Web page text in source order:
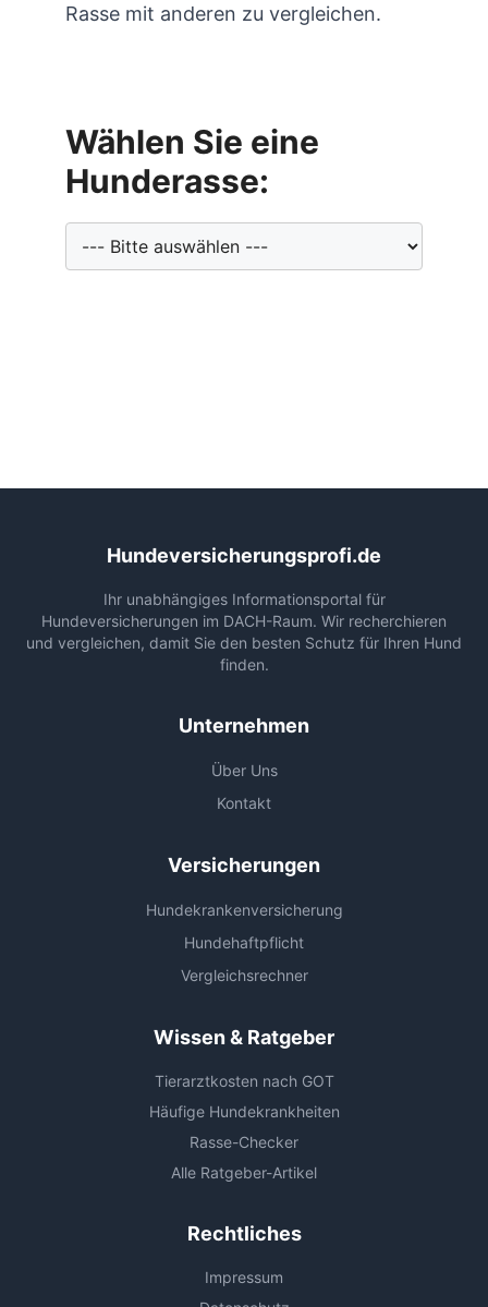
Rasse mit anderen zu vergleichen.
Wählen Sie eine
Hunderasse:
Hundeversicherungsprofi.de
Ihr unabhängiges Informationsportal für
Hundeversicherungen im DACH-Raum. Wir recherchieren
und vergleichen, damit Sie den besten Schutz für Ihren Hund
finden.
Unternehmen
Über Uns
Kontakt
Versicherungen
Hundekrankenversicherung
Hundehaftpflicht
Vergleichsrechner
Wissen & Ratgeber
Tierarztkosten nach GOT
Häufige Hundekrankheiten
Rasse-Checker
Alle Ratgeber-Artikel
Rechtliches
Impressum